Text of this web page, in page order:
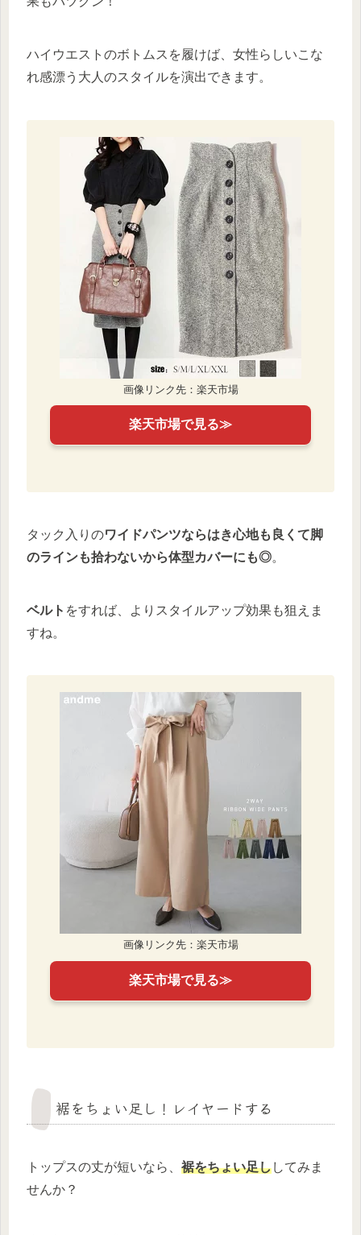
ハイウエストのボトムスを履けば、女性らしいこな
れ感漂う大人のスタイルを演出できます。
画像リンク先：楽天市場
楽天市場で見る≫
タック入りのワイドパンツならはき心地も良くて脚
のラインも拾わないから体型カバーにも◎。
ベルト をすれば、よりスタイルアップ効果も狙えま
すね。
画像リンク先：楽天市場
楽天市場で見る≫
裾をちょい足し！レイヤードする
トップスの丈が短いなら、 裾をちょい足ししてみま
せんか？